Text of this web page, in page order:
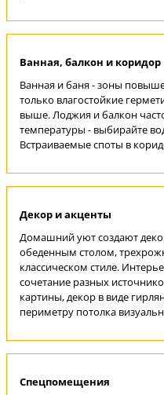
Ванная, балкон и коридор
Ванная и баня - зоны
только влагостойкие
выше. Лоджия и балкон
температуры - выбирайте
Встраиваемые споты в
Декор и акценты
Домашний уют создают
обеденным столом,
классическом стиле.
сочетание разных
картины, декор в виде
периметру потолка
Спецпомещения